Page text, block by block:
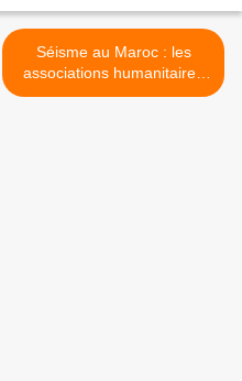
Séisme au Maroc : les
associations humanitaires
lancent des appels aux